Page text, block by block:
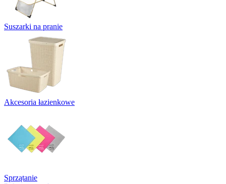
Suszarki na pranie
Akcesoria łazienkowe
Sprzątanie